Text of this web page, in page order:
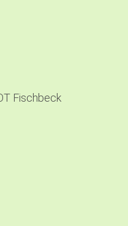
Fischbeck